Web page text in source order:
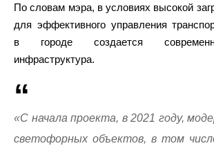
По словам мэра, в условиях высокой
для эффективного управления
в городе создается
инфраструктура.
«С начала проекта, в 2021 году,
светофорных объектов, в том